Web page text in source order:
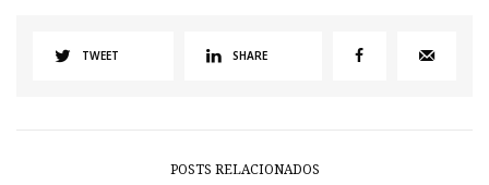
TWEET SHARE
POSTS RELACIONADOS